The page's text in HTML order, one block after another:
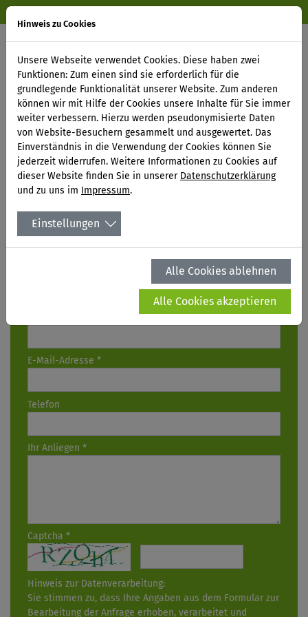
Mildenauer Agrar AG
Am Sportplatz 14
09456 Mildenau
Tel.:(0 37 33) 56 49 - 0
Fax: (0 37 33) 56 49 99
Hinweis: Detaillierte Informationen zum Umgang mit Nutzerdaten
finden Sie in derDatenschutzerklärung »
Kontakt aufnehmen
E-Mail-Adresse *
Telefon
Ihr Anliegen *
Captcha *
Hinweis zur Datenverarbeitung:
Sie stimmen zu, dass Ihre Angaben aus dem Formular zur
Bearbeitung der Anfrage erhoben, verarbeitet und
Hinweis zu Cookies
Unsere Webseite verwendet Cookies. Diese haben zwei
Funktionen: Zum einen sind sie erforderlich für die
grundlegende Funktionalität unserer Website. Zum anderen
können wir mit Hilfe der Cookies unsere Inhalte für Sie immer
weiter verbessern. Hierzu werden pseudonymisierte Daten
von Website-Besuchern gesammelt und ausgewertet. Das
Einverständnis in die Verwendung der Cookies können Sie
jederzeit widerrufen. Weitere Informationen zu Cookies auf
dieser Website finden Sie in unserer Datenschutzerklärung
und zu uns im Impressum.
Einstellungen
Alle Cookies ablehnen
Alle Cookies akzeptieren